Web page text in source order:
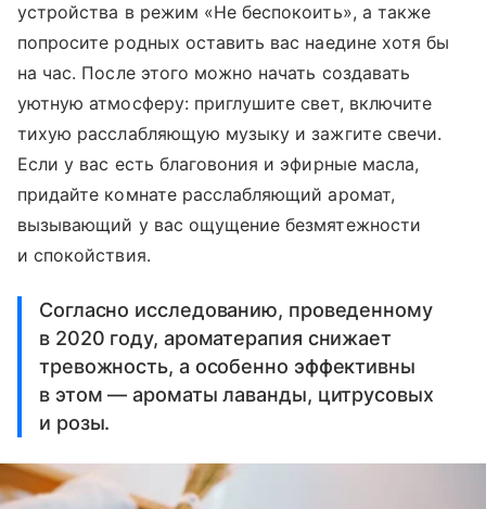
устройства в режим «Не беспокоить», а также
попросите родных оставить вас наедине хотя бы
на час. После этого можно начать создавать
уютную атмосферу: приглушите свет, включите
тихую расслабляющую музыку и зажгите свечи.
Если у вас есть благовония и эфирные масла,
придайте комнате расслабляющий аромат,
вызывающий у вас ощущение безмятежности
и спокойствия.
Согласно исследованию, проведенному
в 2020 году, ароматерапия снижает
тревожность, а особенно эффективны
в этом — ароматы лаванды, цитрусовых
и розы.